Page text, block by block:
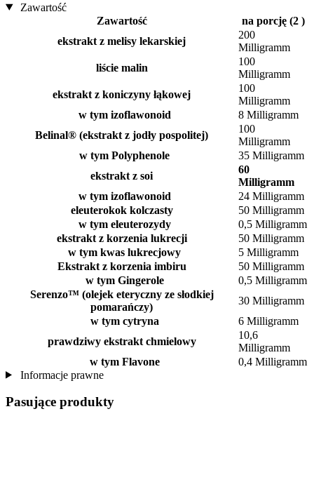
Zawartość
Zawartość
na porcję (2 )
ekstrakt z melisy lekarskiej
200
Milligramm
liście malin
100
Milligramm
ekstrakt z koniczyny łąkowej
100
Milligramm
w tym izoflawonoid
8 Milligramm
Belinal® (ekstrakt z jodły pospolitej)
100
Milligramm
w tym Polyphenole
35 Milligramm
ekstrakt z soi
60
Milligramm
w tym izoflawonoid
24 Milligramm
eleuterokok kolczasty
50 Milligramm
w tym eleuterozydy
0,5 Milligramm
ekstrakt z korzenia lukrecji
50 Milligramm
w tym kwas lukrecjowy
5 Milligramm
Ekstrakt z korzenia imbiru
50 Milligramm
w tym Gingerole
0,5 Milligramm
Serenzo™ (olejek eteryczny ze słodkiej
pomarańczy)
30 Milligramm
w tym cytryna
6 Milligramm
prawdziwy ekstrakt chmielowy
10,6
Milligramm
w tym Flavone
0,4 Milligramm
Informacje prawne
Pasujące produkty